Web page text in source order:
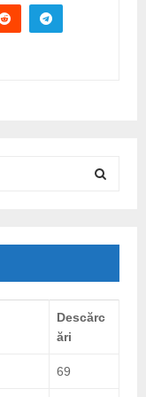
E
A
R
Descărc
ări
69